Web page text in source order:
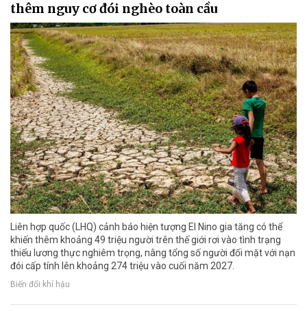
thêm nguy cơ đói nghèo toàn cầu
Liên hợp quốc (LHQ) cảnh báo hiện tượng El Nino gia tăng có thể
khiến thêm khoảng 49 triệu người trên thế giới rơi vào tình trạng
thiếu lương thực nghiêm trọng, nâng tổng số người đối mặt với nạn
đói cấp tính lên khoảng 274 triệu vào cuối năm 2027.
Biến đổi khí hậu